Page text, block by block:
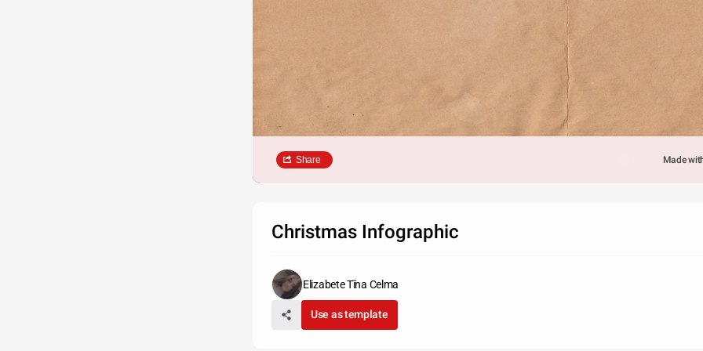
Share Made
Christmas Infographic
Elizabete Tīna Celma
Use as template